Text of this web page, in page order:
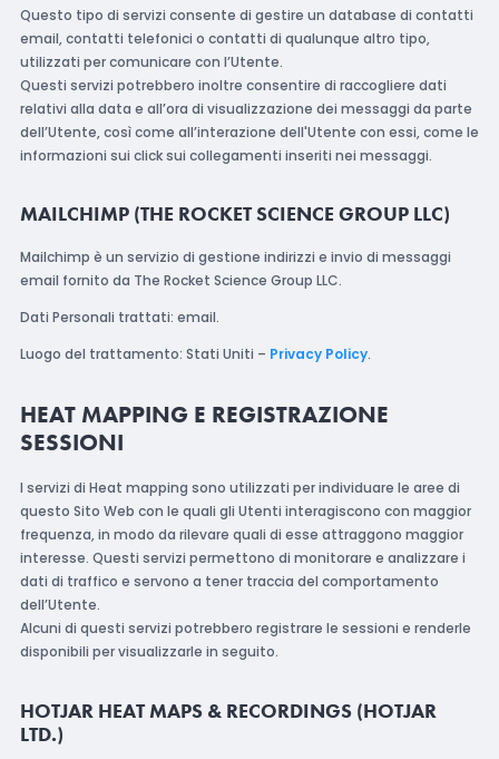
Questo tipo di servizi consente di gestire un database di contatti
email, contatti telefonici o contatti di qualunque altro tipo,
utilizzati per comunicare con l’Utente.
Questi servizi potrebbero inoltre consentire di raccogliere dati
relativi alla data e all’ora di visualizzazione dei messaggi da parte
dell’Utente, così come all’interazione dell'Utente con essi, come le
informazioni sui click sui collegamenti inseriti nei messaggi.
MAILCHIMP (THE ROCKET SCIENCE GROUP LLC)
Mailchimp è un servizio di gestione indirizzi e invio di messaggi
email fornito da The Rocket Science Group LLC.
Dati Personali trattati: email.
Luogo del trattamento: Stati Uniti – Privacy Policy.
HEAT MAPPING E REGISTRAZIONE
SESSIONI
I servizi di Heat mapping sono utilizzati per individuare le aree di
questo Sito Web con le quali gli Utenti interagiscono con maggior
frequenza, in modo da rilevare quali di esse attraggono maggior
interesse. Questi servizi permettono di monitorare e analizzare i
dati di traffico e servono a tener traccia del comportamento
dell’Utente.
Alcuni di questi servizi potrebbero registrare le sessioni e renderle
disponibili per visualizzarle in seguito.
HOTJAR HEAT MAPS & RECORDINGS (HOTJAR
LTD.)